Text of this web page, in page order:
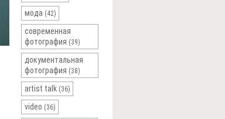
мода (42)
современная
фотография (39)
документальная
фотография (38)
artist talk (36)
video (36)